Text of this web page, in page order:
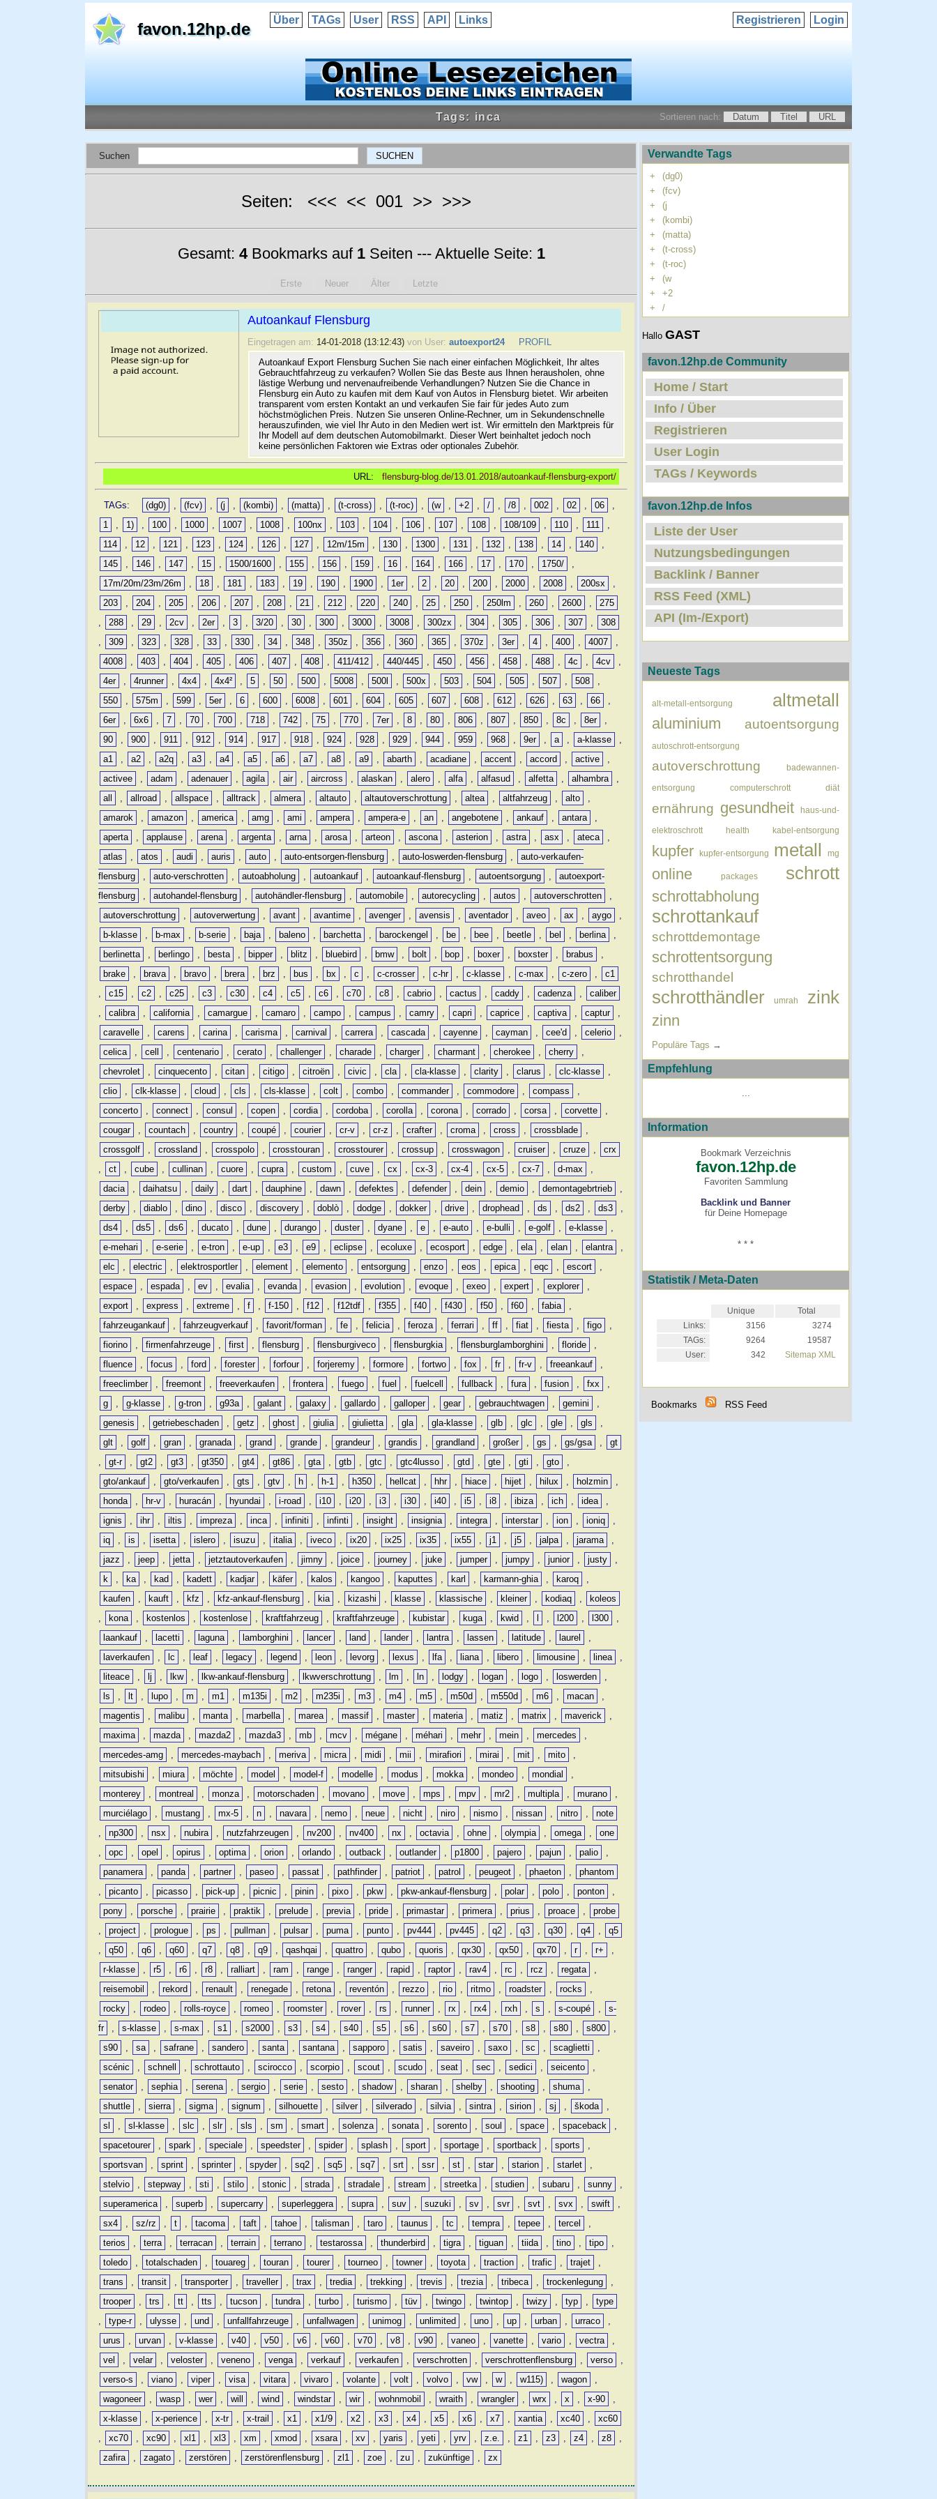
favon.12hp.de Über TAGs User RSS API Links Login
Registrieren
Tags: inca Sortieren nach: Datum Titel URL
Suchen
Seiten: <<< << 001 >> >>>
Gesamt: 4Bookmarks auf 1Seiten --- Aktuelle Seite: 1
Erste Neuer Älter Letzte
Autoankauf Flensburg
Eingetragen am: 14-01-2018 (13:12:43) von User: autoexport24
PROFIL
Autoankauf Export Flensburg Suchen Sie nach einer einfachen Möglichkeit, Ihr altes
Gebrauchtfahrzeug zu verkaufen? Wollen Sie das Beste aus Ihnen herausholen, ohne
lästige Werbung und nervenaufreibende Verhandlungen? Nutzen Sie die Chance in
Flensburg ein Auto zu kaufen mit dem Kauf von Autos in Flensburg bietet. Wir arbeiten
transparent vom ersten Kontakt an und verkaufen Sie fair für jedes Auto zum
höchstmöglichen Preis. Nutzen Sie unseren Online-Rechner, um in Sekundenschnelle
herauszufinden, wie viel Ihr Auto in den Medien wert ist. Wir ermitteln den Marktpreis für
Ihr Modell auf dem deutschen Automobilmarkt. Dieser Wert beinhaltet jedoch noch
keine persönlichen Faktoren wie Extras oder optionales Zubehör.
URL: flensburg-blog.de/13.01.2018/autoankauf-flensburg-export/
TAGs: (dg0) , (fcv) , (j , (kombi) , (matta) , (t-cross) , (t-roc) , (w , +2 , / , /8 , 002 , 02 , 06
,
1
, 1) , 100 , 1000 , 1007 , 1008 , 100nx , 103 , 104 , 106 , 107 , 108 , 108/109 , 110 , 111
,
114
, 12 , 121 , 123 , 124 , 126 , 127 , 12m/15m , 130 , 1300 , 131 , 132 , 138 , 14 , 140
,
145
, 146 , 147 , 15 , 1500/1600 , 155 , 156 , 159 , 16 , 164 , 166 , 17 , 170 , 1750/
,
17m/20m/23m/26m
, 18 , 181 , 183 , 19 , 190 , 1900 , 1er , 2 , 20 , 200 , 2000 , 2008 , 200sx
,
203
, 204 , 205 , 206 , 207 , 208 , 21 , 212 , 220 , 240 , 25 , 250 , 250lm , 260 , 2600 ,
275
,
288 , 29 , 2cv , 2er , 3 , 3/20 , 30 , 300 , 3000 , 3008 , 300zx , 304 , 305 , 306 , 307 ,
308
,
309 , 323 , 328 , 33 , 330 , 34 , 348 , 350z , 356 , 360 , 365 , 370z , 3er , 4 , 400 , 4007
,
4008
, 403 , 404 , 405 , 406 , 407 , 408 , 411/412 , 440/445 , 450 , 456 , 458 , 488 , 4c , 4cv
,
4er
, 4runner , 4x4 , 4x4² , 5 , 50 , 500 , 5008 , 500l , 500x , 503 , 504 , 505 , 507 , 508
,
550
, 575m , 599 , 5er , 6 , 600 , 6008 , 601 , 604 , 605 , 607 , 608 , 612 , 626 , 63 , 66
,
6er
, 6x6 , 7 , 70 , 700 , 718 , 742 , 75 , 770 , 7er , 8 , 80 , 806 , 807 , 850 , 8c , 8er
,
90
, 900 , 911 , 912 , 914 , 917 , 918 , 924 , 928 , 929 , 944 , 959 , 968 , 9er , a , a-klasse
,
a1
, a2 , a2q , a3 , a4 , a5 , a6 , a7 , a8 , a9 , abarth , acadiane , accent , accord , active
,
activee
, adam , adenauer , agila , air , aircross , alaskan , alero , alfa , alfasud , alfetta , alhambra
,
all
, allroad , allspace , alltrack , almera , altauto , altautoverschrottung , altea , altfahrzeug , alto
,
amarok
, amazon , america , amg , ami , ampera , ampera-e , an , angebotene , ankauf , antara
,
aperta
, applause , arena , argenta , arna , arosa , arteon , ascona , asterion , astra , asx , ateca
,
atlas
, atos , audi , auris , auto , auto-entsorgen-flensburg , auto-loswerden-flensburg ,
auto-verkaufen-
flensburg
, auto-verschrotten , autoabholung , autoankauf , autoankauf-flensburg , autoentsorgung ,
autoexport-
flensburg
, autohandel-flensburg , autohändler-flensburg , automobile , autorecycling , autos , autoverschrotten
,
autoverschrottung
, autoverwertung , avant , avantime , avenger , avensis , aventador , aveo , ax , aygo
,
b-klasse
, b-max , b-serie , baja , baleno , barchetta , barockengel , be , bee , beetle , bel , berlina
,
berlinetta
, berlingo , besta , bipper , blitz , bluebird , bmw , bolt , bop , boxer , boxster , brabus
,
brake
, brava , bravo , brera , brz , bus , bx , c , c-crosser , c-hr , c-klasse , c-max , c-zero ,
c1
,
c15 , c2 , c25 , c3 , c30 , c4 , c5 , c6 , c70 , c8 , cabrio , cactus , caddy , cadenza ,
caliber
,
calibra , california , camargue , camaro , campo , campus , camry , capri , caprice , captiva , captur
,
caravelle
, carens , carina , carisma , carnival , carrera , cascada , cayenne , cayman , cee'd , celerio
,
celica
, cell , centenario , cerato , challenger , charade , charger , charmant , cherokee , cherry
,
chevrolet
, cinquecento , citan , citigo , citroën , civic , cla , cla-klasse , clarity , clarus , clc-klasse
,
clio
, clk-klasse , cloud , cls , cls-klasse , colt , combo , commander , commodore , compass
,
concerto
, connect , consul , copen , cordia , cordoba , corolla , corona , corrado , corsa , corvette
,
cougar
, countach , country , coupé , courier , cr-v , cr-z , crafter , croma , cross , crossblade
,
crossgolf
, crossland , crosspolo , crosstouran , crosstourer , crossup , crosswagon , cruiser , cruze ,
crx
,
ct , cube , cullinan , cuore , cupra , custom , cuve , cx , cx-3 , cx-4 , cx-5 , cx-7 , d-max
,
dacia
, daihatsu , daily , dart , dauphine , dawn , defektes , defender , dein , demio , demontagebrtrieb
,
derby
, diablo , dino , disco , discovery , doblò , dodge , dokker , drive , drophead , ds , ds2 , ds3
,
ds4
, ds5 , ds6 , ducato , dune , durango , duster , dyane , e , e-auto , e-bulli , e-golf , e-klasse
,
e-mehari
, e-serie , e-tron , e-up , e3 , e9 , eclipse , ecoluxe , ecosport , edge , ela , elan , elantra
,
elc
, electric , elektrosportler , element , elemento , entsorgung , enzo , eos , epica , eqc , escort
,
espace
, espada , ev , evalia , evanda , evasion , evolution , evoque , exeo , expert , explorer
,
export
, express , extreme , f , f-150 , f12 , f12tdf , f355 , f40 , f430 , f50 , f60 , fabia
,
fahrzeugankauf
, fahrzeugverkauf , favorit/forman , fe , felicia , feroza , ferrari , ff , fiat , fiesta , figo
,
fiorino
, firmenfahrzeuge , first , flensburg , flensburgiveco , flensburgkia , flensburglamborghini , floride
,
fluence
, focus , ford , forester , forfour , forjeremy , formore , fortwo , fox , fr , fr-v , freeankauf
,
freeclimber
, freemont , freeverkaufen , frontera , fuego , fuel , fuelcell , fullback , fura , fusion , fxx
,
g
, g-klasse , g-tron , g93a , galant , galaxy , gallardo , galloper , gear , gebrauchtwagen , gemini
,
genesis
, getriebeschaden , getz , ghost , giulia , giulietta , gla , gla-klasse , glb , glc , gle , gls
,
glt
, golf , gran , granada , grand , grande , grandeur , grandis , grandland , großer , gs , gs/gsa ,
gt
,
gt-r , gt2 , gt3 , gt350 , gt4 , gt86 , gta , gtb , gtc , gtc4lusso , gtd , gte , gti , gto
,
gto/ankauf
, gto/verkaufen , gts , gtv , h , h-1 , h350 , hellcat , hhr , hiace , hijet , hilux , holzmin
,
honda
, hr-v , huracán , hyundai , i-road , i10 , i20 , i3 , i30 , i40 , i5 , i8 , ibiza , ich , idea
,
ignis
, ihr , iltis , impreza , inca , infiniti , infinti , insight , insignia , integra , interstar , ion , ioniq
,
iq
, is , isetta , islero , isuzu , italia , iveco , ix20 , ix25 , ix35 , ix55 , j1 , j5 , jalpa , jarama
,
jazz
, jeep , jetta , jetztautoverkaufen , jimny , joice , journey , juke , jumper , jumpy , junior , justy
,
k
, ka , kad , kadett , kadjar , käfer , kalos , kangoo , kaputtes , karl , karmann-ghia , karoq
,
kaufen
, kauft , kfz , kfz-ankauf-flensburg , kia , kizashi , klasse , klassische , kleiner , kodiaq ,
koleos
,
kona , kostenlos , kostenlose , kraftfahrzeug , kraftfahrzeuge , kubistar , kuga , kwid , , l200 , l300
,
laankauf
, lacetti , laguna , lamborghini , lancer , land , lander , lantra , lassen , latitude , laurel
,
laverkaufen
, lc , leaf , legacy , legend , leon , levorg , lexus , lfa , liana , libero , limousine , linea
,
liteace
, lj , lkw , lkw-ankauf-flensburg , lkwverschrottung , lm , ln , lodgy , logan , logo , loswerden
,
ls
, lt , lupo , m , m1 , m135i , m2 , m235i , m3 , m4 , m5 , m50d , m550d , m6 , macan
,
magentis
, malibu , manta , marbella , marea , massif , master , materia , matiz , matrix , maverick
,
maxima
, mazda , mazda2 , mazda3 , mb , mcv , mégane , méhari , mehr , mein , mercedes
,
mercedes-amg
, mercedes-maybach , meriva , micra , midi , mii , mirafiori , mirai , mit , mito
,
mitsubishi
, miura , möchte , model , model-f , modelle , modus , mokka , mondeo , mondial
,
monterey
, montreal , monza , motorschaden , movano , move , mps , mpv , mr2 , multipla , murano
,
murciélago
, mustang , mx-5 , n , navara , nemo , neue , nicht , niro , nismo , nissan , nitro ,
note
,
np300 , nsx , nubira , nutzfahrzeugen , nv200 , nv400 , nx , octavia , ohne , olympia , omega ,
one
,
opc , opel , opirus , optima , orion , orlando , outback , outlander , p1800 , pajero , pajun , palio
,
panamera
, panda , partner , paseo , passat , pathfinder , patriot , patrol , peugeot , phaeton ,
phantom
,
picanto , picasso , pick-up , picnic , pinin , pixo , pkw , pkw-ankauf-flensburg , polar , polo , ponton
,
pony
, porsche , prairie , praktik , prelude , previa , pride , primastar , primera , prius , proace ,
probe
,
project , prologue , ps , pullman , pulsar , puma , punto , pv444 , pv445 , q2 , q3 , q30 , q4 ,
q5
,
q50 , q6 , q60 , q7 , q8 , q9 , qashqai , quattro , qubo , quoris , qx30 , qx50 , qx70 , r , r+
,
r-klasse
, r5 , r6 , r8 , ralliart , ram , range , ranger , rapid , raptor , rav4 , rc , rcz , regata
,
reisemobil
, rekord , renault , renegade , retona , reventón , rezzo , rio , ritmo , roadster , rocks
,
rocky
, rodeo , rolls-royce , romeo , roomster , rover , rs , runner , rx , rx4 , rxh , s , s-coupé ,
s-
fr
, s-klasse , s-max , s1 , s2000 , s3 , s4 , s40 , s5 , s6 , s60 , s7 , s70 , s8 , s80 , s800
,
s90
, sa , safrane , sandero , santa , santana , sapporo , satis , saveiro , saxo , sc , scaglietti
,
scénic
, schnell , schrottauto , scirocco , scorpio , scout , scudo , seat , sec , sedici , seicento
,
senator
, sephia , serena , sergio , serie , sesto , shadow , sharan , shelby , shooting , shuma
,
shuttle
, sierra , sigma , signum , silhouette , silver , silverado , silvia , sintra , sirion , sj , škoda
,
sl
, sl-klasse , slc , slr , sls , sm , smart , solenza , sonata , sorento , soul , space , spaceback
,
spacetourer
, spark , speciale , speedster , spider , splash , sport , sportage , sportback , sports
,
sportsvan
, sprint , sprinter , spyder , sq2 , sq5 , sq7 , srt , ssr , st , star , starion , starlet
,
stelvio
, stepway , sti , stilo , stonic , strada , stradale , stream , streetka , studien , subaru , sunny
,
superamerica
, superb , supercarry , superleggera , supra , suv , suzuki , sv , svr , svt , svx , swift
,
sx4
, sz/rz , t , tacoma , taft , tahoe , talisman , taro , taunus , tc , tempra , tepee , tercel
,
terios
, terra , terracan , terrain , terrano , testarossa , thunderbird , tigra , tiguan , tiida , tino , tipo
,
toledo
, totalschaden , touareg , touran , tourer , tourneo , towner , toyota , traction , trafic , trajet
,
trans
, transit , transporter , traveller , trax , tredia , trekking , trevis , trezia , tribeca , trockenlegung
,
trooper
, trs , tt , tts , tucson , tundra , turbo , turismo , tüv , twingo , twintop , twizy , typ ,
type
,
type-r , ulysse , und , unfallfahrzeuge , unfallwagen , unimog , unlimited , uno , up , urban , urraco
,
urus
, urvan , v-klasse , v40 , v50 , v6 , v60 , v70 , v8 , v90 , vaneo , vanette , vario , vectra
,
vel
, velar , veloster , veneno , venga , verkauf , verkaufen , verschrotten , verschrottenflensburg , verso
,
verso-s
, viano , viper , visa , vitara , vivaro , volante , volt , volvo , vw , w , w115) , wagon
,
wagoneer
, wasp , wer , will , wind , windstar , wir , wohnmobil , wraith , wrangler , wrx , x , x-90
,
x-klasse
, x-perience , x-tr , x-trail , x1 , x1/9 , x2 , x3 , x4 , x5 , x6 , x7 , xantia , xc40 ,
xc60
,
xc70 , xc90 , xl1 , xl3 , xm , xmod , xsara , xv , yaris , yeti , yrv , z.e. , z1 , z3 , z4 , z8
,
zafira
, zagato , zerstören , zerstörenflensburg , zl1 , zoe , zu , zukünftige , zx
Verwandte Tags
+
(dg0)
+
(fcv)
+
(j
+
(kombi)
+
(matta)
+
(t-cross)
+
(t-roc)
+
(w
+
+2
+
/
Hallo GAST
favon.12hp.de Community
Home / Start
Info / Über
Registrieren
User Login
TAGs / Keywords
favon.12hp.de Infos
Liste der User
Nutzungsbedingungen
Backlink / Banner
RSS Feed (XML)
API (Im-/Export)
Neueste Tags
alt-metall-entsorgung altmetall
aluminium autoentsorgung
autoschrott-entsorgung
autoverschrottung badewannen-
entsorgung computerschrott diät
ernährung gesundheit haus-und-
elektroschrott health kabel-entsorgung
kupfer kupfer-entsorgung metall mg
online packages schrott
schrottabholung
schrottankauf
schrottdemontage
schrottentsorgung
schrotthandel
schrotthändler umrah zink
zinn
Populäre Tags →
Empfehlung
Information
Bookmark Verzeichnis
favon.12hp.de
Favoriten Sammlung
Backlink und Banner
für Deine Homepage
* * *
Statistik / Meta-Daten
Unique
Total
Links:
3156
3274
TAGs:
9264
19587
User:
342 Sitemap XML
Bookmarks RSS Feed